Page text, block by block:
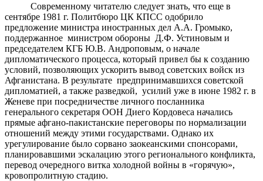
Современному читателю следует знать, что еще в
сентябре 1981 г. Политбюро ЦК КПСС одобрило
предложение министра иностранных дел А.А. Громыко,
поддержанное министром обороны Д.Ф. Устиновым и
председателем КГБ Ю.В. Андроповым, о начале
дипломатического процесса, который привел бы к созданию
условий, позволяющих ускорить вывод советских войск из
Афганистана. В результате предпринимавшихся советской
дипломатией, а также разведкой, усилий уже в июне 1982 г. в
Женеве при посредничестве личного посланника
генерального секретаря ООН Диего Кордовеса начались
прямые афгано-пакистанские переговоры по нормализации
отношений между этими государствами. Однако их
урегулирование было сорвано заокеанскими спонсорами,
планировавшими эскалацию этого регионального конфликта,
перевод очередного витка холодной войны в «горячую»,
кровопролитную стадию.